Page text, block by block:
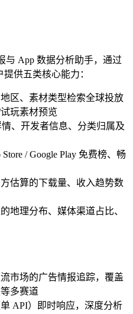
与 App 数据分析助手，通过
供五类核心能力：
区、素材类型检索全球投放
玩素材预览
、开发者信息、分类归属及
/ Google Play 免费榜、畅
估算的下载量、收入趋势数
地理分布、媒体渠道占比、
市场的广告情报追踪，覆盖
多赛道
API）即时响应，深度分析